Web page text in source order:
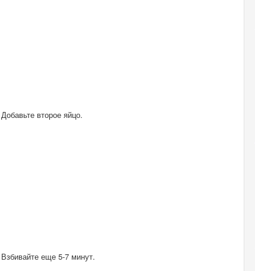
Добавьте второе яйцо.
Взбивайте еще 5-7 минут.